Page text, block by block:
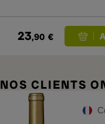
23,90 €
NOS CLIENTS